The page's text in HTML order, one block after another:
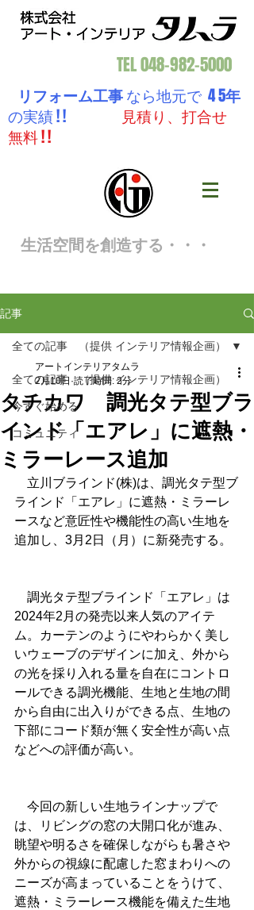
TEL048-982-5000
リフォーム工事なら地元で 4 5年
の実績 ! !
見積り、打合せ
無料 ! !
生活空間を創造する・・・
記事
全ての記事 （提供 インテリア情報企画）
今すぐ始める
コミュニティ
全ての記事 （提供 インテリア情報企画）
タチカワ 調光タテ型ブラ
インド「エアレ」に遮熱・
ミラーレース追加
アートインテリアタムラ
2月10日 読了時間: 2分
立川ブラインド(株)は、調光タテ型ブ
ラインド「エアレ」に遮熱・ミラーレ
ースなど意匠性や機能性の高い生地を
追加し、3月2日（月）に新発売する。
調光タテ型ブラインド「エアレ」は
2024年2月の発売以来人気のアイテ
ム。カーテンのようにやわらかく美し
いウェーブのデザインに加え、外から
の光を採り入れる量を自在にコントロ
ールできる調光機能、生地と生地の間
から自由に出入りができる点、生地の
下部にコード類が無く安全性が高い点
などへの評価が高い。
今回の新しい生地ラインナップで
は、リビングの窓の大開口化が進み、
眺望や明るさを確保しながらも暑さや
外からの視線に配慮した窓まわりへの
ニーズが高まっていることをうけて、
遮熱・ミラーレース機能を備えた生地